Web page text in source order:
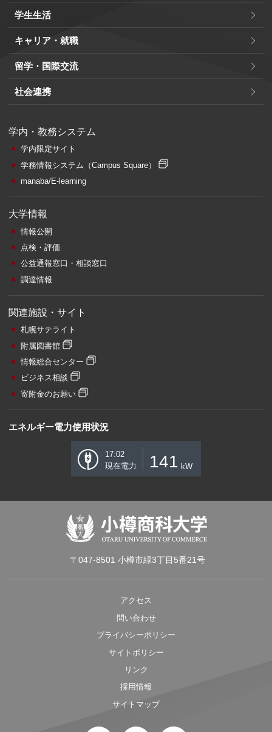
学生生活
キャリア・就職
留学・国際交流
社会連携
学内・教務システム
学内限定サイト
学務情報システム （Campus Square）
manaba/E-learning
大学情報
情報公開
点検・評価
公益通報窓口・相談窓口
調達情報
関連施設・サイト
札幌サテライト
附属図書館
情報総合センター
ビジネス相談
寄附金のお願い
エネルギー電力使用状況
17:02
現在電力
141 kW
〒047-8501 小樽市緑3丁目5番21号
アクセス
問い合わせ
プライバシーポリシー
サイトポリシー
リンク
採用情報
サイトマップ